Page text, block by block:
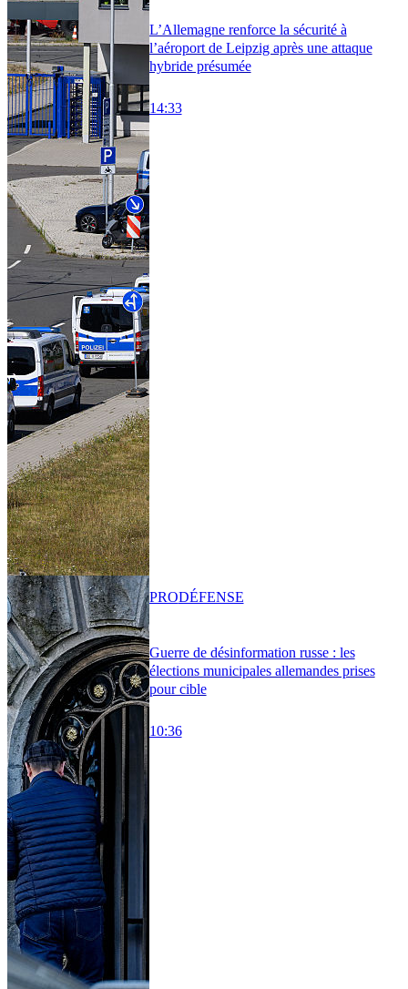
L’Allemagne renforce la sécurité à
l’aéroport de Leipzig après une attaque
hybride présumée
14:33
Guerre de désinformation russe : les
élections municipales allemandes prises
pour cible
10:36
PRODÉFENSE